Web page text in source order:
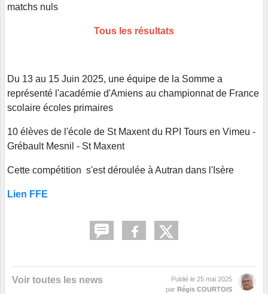
matchs nuls
Tous les résultats
Du 13 au 15 Juin 2025, une équipe de la Somme a
représenté l'académie d'Amiens au championnat de France
scolaire écoles primaires
10 élèves de l'école de St Maxent du RPI Tours en Vimeu -
Grébault Mesnil - St Maxent
Cette compétition s'est déroulée à Autran dans l'Isère
Lien FFE
Voir toutes les news Publié le 25 mai 2025
par Régis COURTOIS